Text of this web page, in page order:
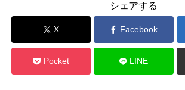
シェアする
X Facebook
Pocket LINE